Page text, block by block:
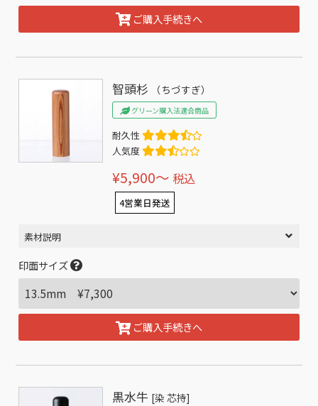
ご購入手続きへ
智頭杉 （ちづすぎ）
グリーン購入法適合商品
耐久性
人気度
¥5,900〜 税込
4営業日発送
素材説明
印面サイズ
ご購入手続きへ
黒水牛 [染 芯持]